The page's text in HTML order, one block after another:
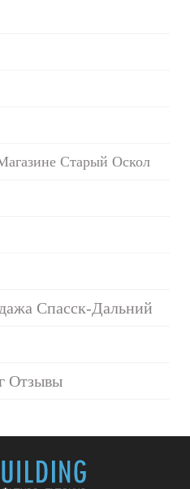
Старый Оскол
Спасск-Дальний
Отзывы